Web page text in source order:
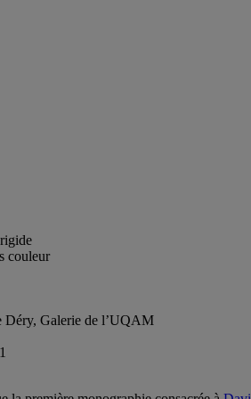
couleur
Galerie de l’UQAM